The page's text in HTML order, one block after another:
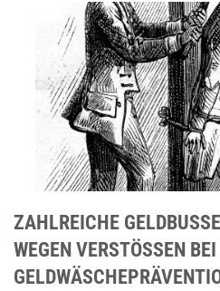
ZAHLREICHE
EGEN VERSTÖSSEN BEI
LDWÄSCHEPRÄVENTION